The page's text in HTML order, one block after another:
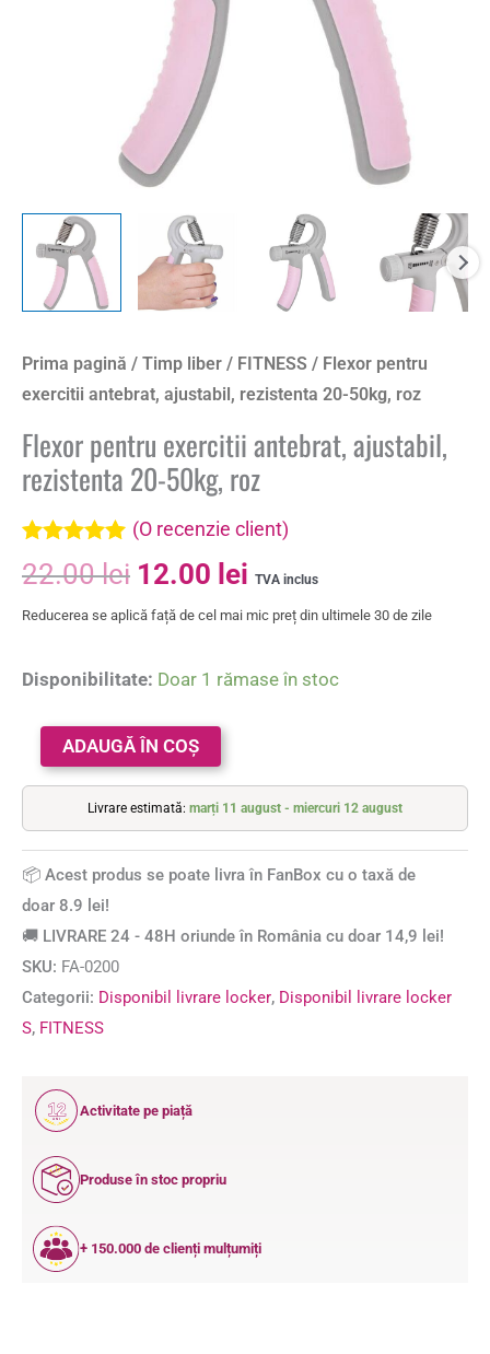
Prima pagină / Timp liber / FITNESS / Flexor pentru
exercitii antebrat, ajustabil, rezistenta 20-50kg, roz
Flexor pentru exercitii antebrat, ajustabil,
rezistenta 20-50kg, roz
Evaluat la
5.00din 5 pe
singure
(O recenzie client)
22.00lei 12.00 lei TVA inclus
Reducerea se aplică față de cel mai mic preț din ultimele 30 de zile
Disponibilitate: Doar 1 rămase în stoc
ADAUGĂ ÎN COȘ
Livrare estimată: marți 11 august - miercuri 12 august
📦 Acest produs se poate livra în FanBox cu o taxă de
doar 8.9 lei!
🚚 LIVRARE 24 - 48H oriunde în România cu doar 14,9 lei!
SKU: FA-0200
Categorii: Disponibil livrare locker, Disponibil livrare locker
S, FITNESS
12
ANI
Activitate pe piață
Produse în stoc propriu
+ 150.000 de clienți mulțumiți